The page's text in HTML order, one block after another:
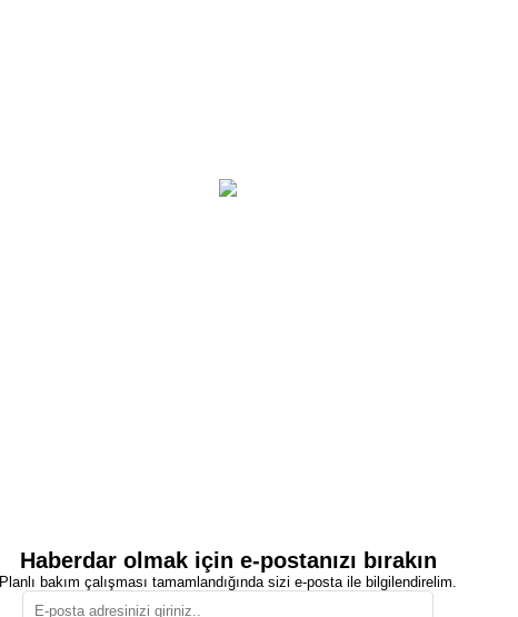
Haberdar olmak için e-postanızı bırakın
Planlı bakım çalışması tamamlandığında sizi e-posta ile bilgilendirelim.